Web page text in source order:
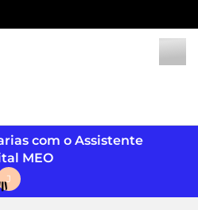
com o Assistente
MEO
J